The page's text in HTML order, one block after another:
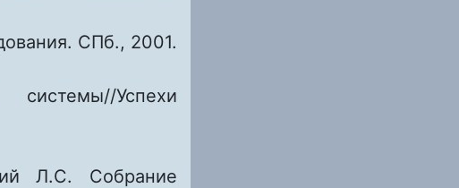
СПб., 2001.
Успехи
Л.С. Собрание